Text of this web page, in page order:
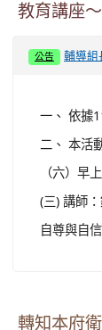
教育講座
公告 輔導組
一、 依據
二、 本活
（六）早
(三) 講師
自尊與自
轉知本府